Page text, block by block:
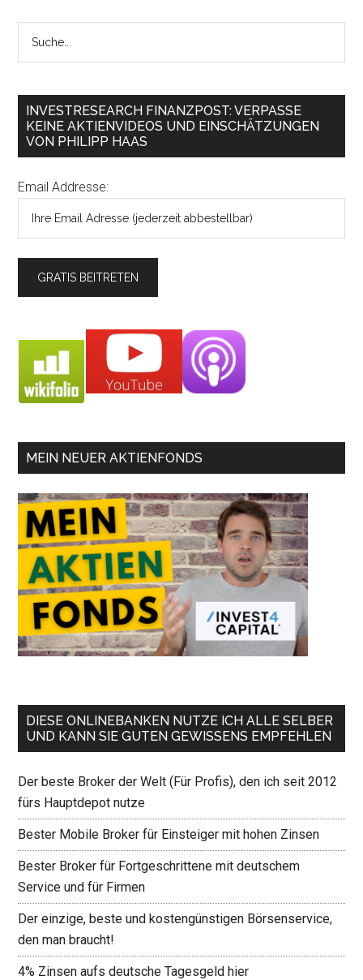
INVESTRESEARCH FINANZPOST: VERPASSE
KEINE AKTIENVIDEOS UND EINSCHÄTZUNGEN
VON PHILIPP HAAS
Email Addresse:
MEIN NEUER AKTIENFONDS
DIESE ONLINEBANKEN NUTZE ICH ALLE SELBER
UND KANN SIE GUTEN GEWISSENS EMPFEHLEN
Der beste Broker der Welt (Für Profis), den ich seit 2012
fürs Hauptdepot nutze
Bester Mobile Broker für Einsteiger mit hohen Zinsen
Bester Broker für Fortgeschrittene mit deutschem
Service und für Firmen
Der einzige, beste und kostengünstigen Börsenservice,
den man braucht!
4% Zinsen aufs deutsche Tagesgeld hier